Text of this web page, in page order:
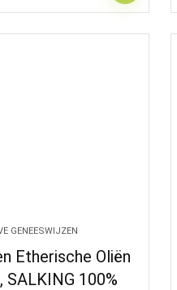
GENEESWIJZEN
Etherische Oliën
SALKING 100%